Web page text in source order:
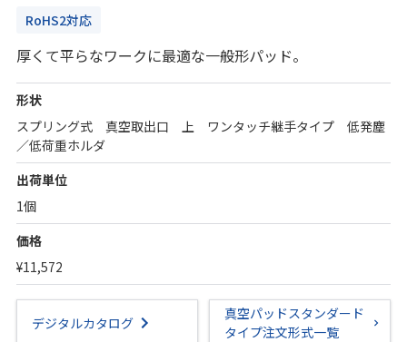
RoHS2対応
厚くて平らなワークに最適な一般形パッド。
形状
スプリング式 真空取出口 上 ワンタッチ継手タイプ 低発塵
／低荷重ホルダ
出荷単位
1個
価格
¥11,572
デジタルカタログ
真空パッドスタンダード
タイプ注文形式一覧